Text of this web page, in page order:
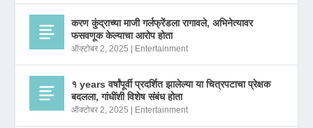
करण कुंद्राच्या माजी गर्लफ्रेंडला रागावले, अभिनेत्यावर
फसवणूक केल्याचा आरोप होता
ऑक्टोबर 2, 2025 | Entertainment
१ years वर्षांपूर्वी प्रदर्शित झालेल्या या चित्रपटाचा प्रेक्षक
बदलला, गांधींशी विशेष संबंध होता
ऑक्टोबर 2, 2025 | Entertainment